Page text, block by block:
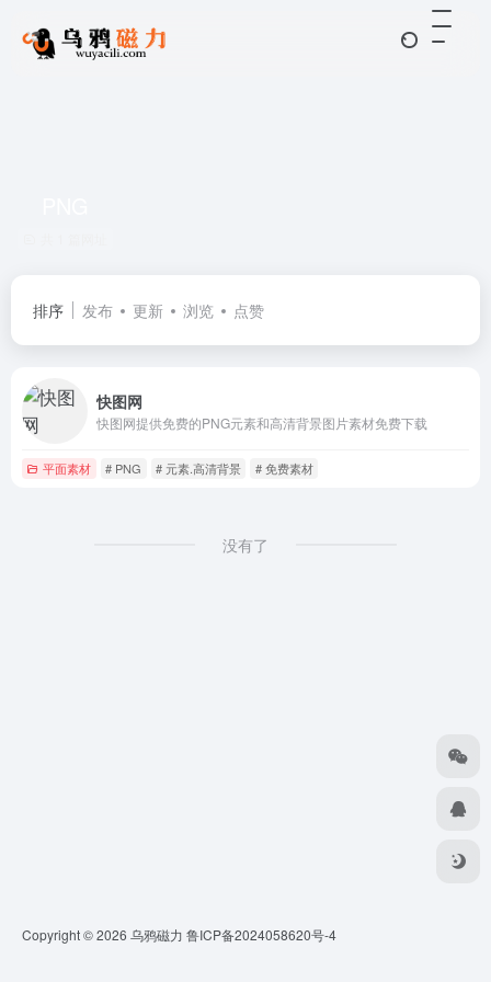
排序 发布 更新 浏览 点赞
快图网
快图网提供免费的PNG元素和高清背景图片素材免费下载
平面素材 # PNG # 元素.高清背景 # 免费素材
没有了
Copyright © 2026 乌鸦磁力 鲁ICP备2024058620号-4